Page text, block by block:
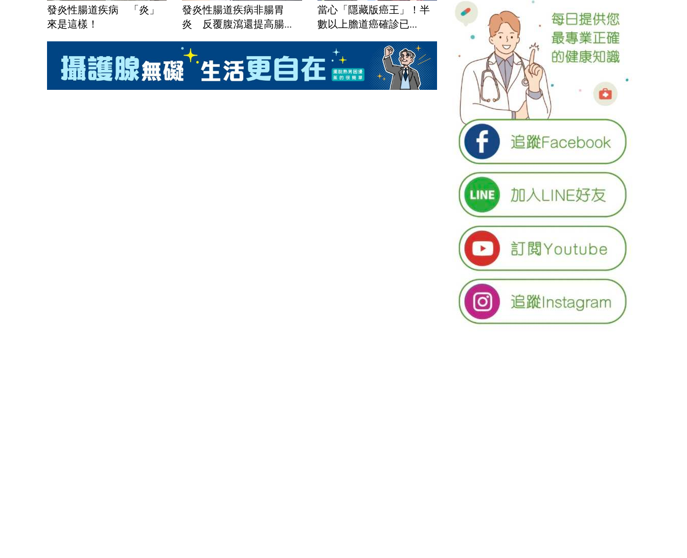
發炎性腸道疾病 「炎」
來是這樣！
發炎性腸道疾病非腸胃
炎 反覆腹瀉還提高腸...
當心「隱藏版癌王」！半
數以上膽道癌確診已...